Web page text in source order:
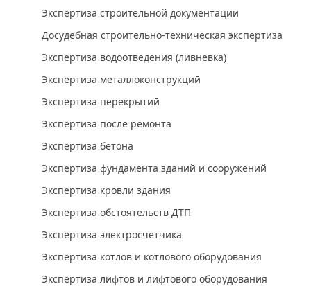
Экспертиза строительной документации
Досудебная строительно-техническая экспертиза
Экспертиза водоотведения (ливневка)
Экспертиза металлоконструкций
Экспертиза перекрытий
Экспертиза после ремонта
Экспертиза бетона
Экспертиза фундамента зданий и сооружений
Экспертиза кровли здания
Экспертиза обстоятельств ДТП
Экспертиза электросчетчика
Экспертиза котлов и котлового оборудования
Экспертиза лифтов и лифтового оборудования